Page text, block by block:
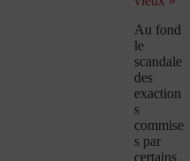
Au fond
le
scandale
des
exaction
s
commise
s par
certains